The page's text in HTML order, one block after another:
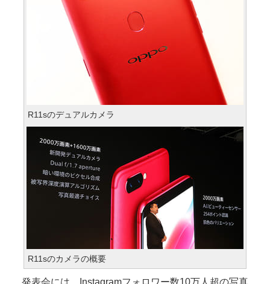
R11sのデュアルカメラ
R11sのカメラの概要
発表会には、Instagramフォロワー数10万人超の写真